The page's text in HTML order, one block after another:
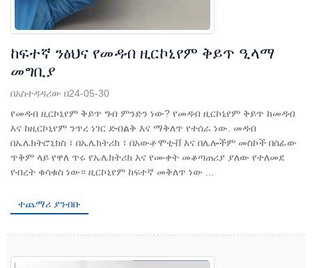
ከፍተኛ ንፅህና የመዳብ ዚርኮኒየም ቅይጥ ዒላማ
መግቢያ
በአስተዳዳሪው በ24-05-30
የመዳብ ዚርኮኒየም ቅይጥ ግብ ምንድን ነው? የመዳብ ዚርኮኒየም ቅይጥ ከመዳብ
እና ከዚርኮኒየም ንጥረ ነገር ድብልቅ እና ማቅለጥ የተሰራ ነው. መዳብ
በኤሌክትሮኒክስ ፣ በኤሌክትሪክ ፣ በአውቶሞቲቭ እና በሌሎችም መስኮች በሰፊው
ጥቅም ላይ የዋለ ጥሩ የኤሌክትሪክ እና የሙቀት መቆጣጠሪያ ያለው የተለመደ
የብረት ቁሳቁስ ነው። ዚርኮኒየም ከፍተኛ መቅለጥ ነው ...
ተጨማሪ ያንብቡ